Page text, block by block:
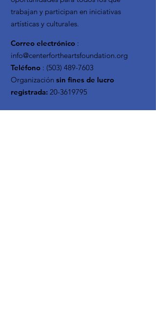
trabajan y participan en iniciativas
artísticas y culturales.
Correo electrónico :
info@centerfortheartsfoundation.org
Teléfono : (503) 489-7603
Organización sin fines de lucro
registrada: 20-3619795